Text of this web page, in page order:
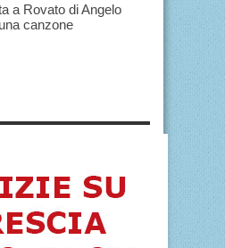
a Rovato di Angelo
canzone